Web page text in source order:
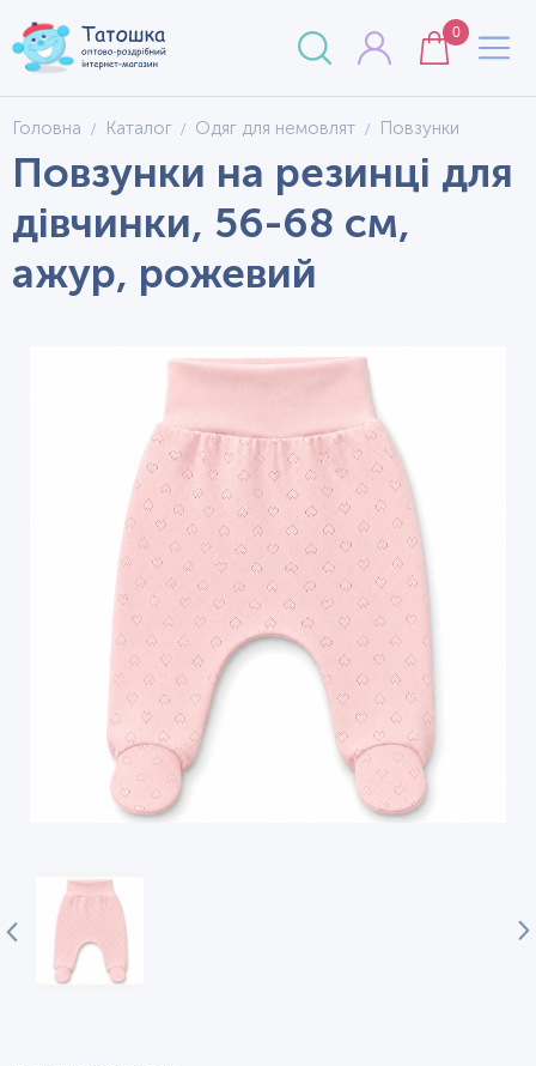
0
Головна Каталог Одяг для немовлят Повзунки
Повзунки на резинці для
дівчинки, 56-68 см,
ажур, рожевий